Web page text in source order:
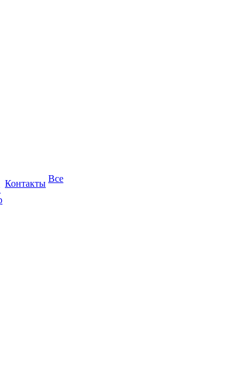
Контакты Все